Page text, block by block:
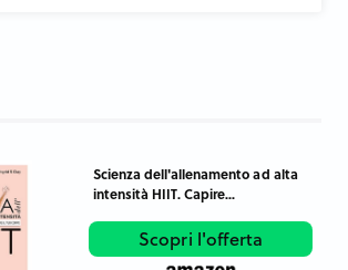
Scienza dell'allenamento ad alta
intensità HIIT. Capire...
Scopri l'offerta